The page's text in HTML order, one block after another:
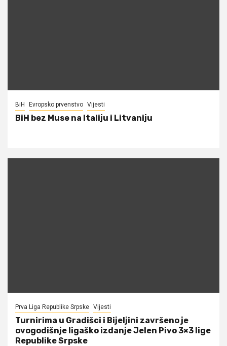
BiH Evropsko prvenstvo Vijesti
BiH bez Muse na Italiju i Litvaniju
Prva Liga Republike Srpske Vijesti
Turnirima u Gradišci i Bijeljini završeno je
ovogodišnje ligaško izdanje Jelen Pivo 3×3 lige
Republike Srpske